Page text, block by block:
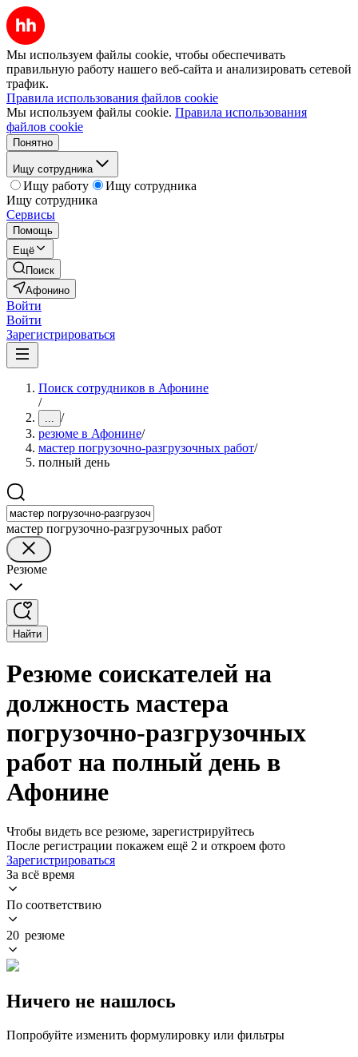
Мы используем файлы cookie, чтобы обеспечивать
правильную работу нашего веб-сайта и анализировать сетевой
трафик.
Правила использования файлов cookie
Мы используем файлы cookie. Правила использования
файлов cookie
Понятно
Ищу сотрудника
Ищу работу
Ищу сотрудника
Ищу сотрудника
Сервисы
Помощь
Ещё
Поиск
Афонино
Войти
Войти
Зарегистрироваться
Поиск сотрудников в Афонине
/
... /
резюме в Афонине/
мастер погрузочно-разгрузочных работ/
полный день
мастер погрузочно-разгрузочных работ
Резюме
Найти
Резюме соискателей на
должность мастера
погрузочно-разгрузочных
работ на полный день в
Афонине
Чтобы видеть все резюме, зарегистрируйтесь
После регистрации покажем ещё 2 и откроем фото
Зарегистрироваться
За всё время
По соответствию
20 резюме
Ничего не нашлось
Попробуйте изменить формулировку или фильтры